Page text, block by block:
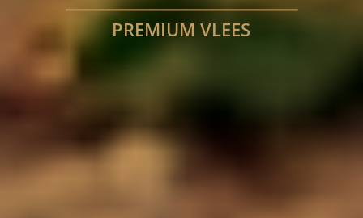
PREMIUM VLEES